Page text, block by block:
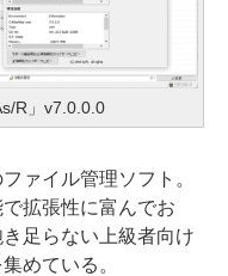
R」v7.0.0.0
ァイル管理ソフト。
拡張性に富んでお
足らない上級者向け
めている。